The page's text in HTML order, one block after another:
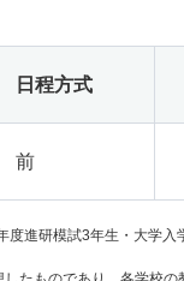
日程方式
前
進研模試3年生・大学入